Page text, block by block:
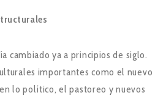
cambiado ya a principios de siglo.
importantes como el nuevo
lo político, el pastoreo y nuevos